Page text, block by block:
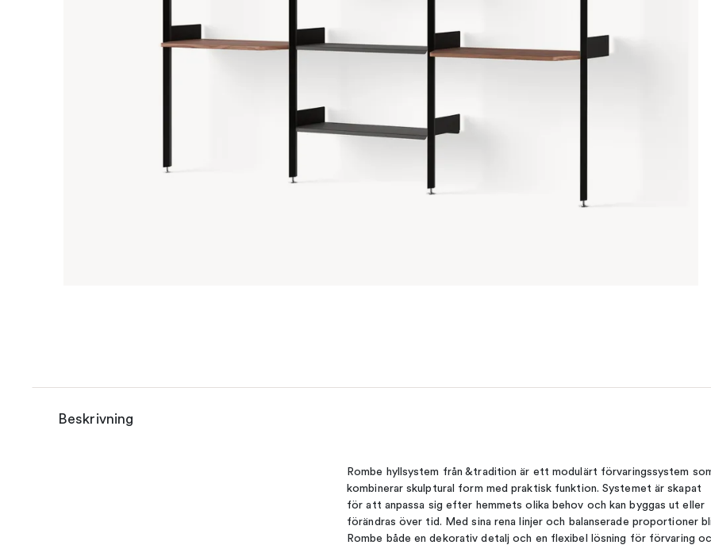
Beskrivning
Rombe hyllsystem från &tradition är ett modulärt förvaringssystem
kombinerar skulptural form med praktisk funktion. Systemet är skapat
för att anpassa sig efter hemmets olika behov och kan byggas ut eller
förändras över tid. Med sina rena linjer och balanserade proportioner
Rombe både en dekorativ detalj och en flexibel lösning för förvaring